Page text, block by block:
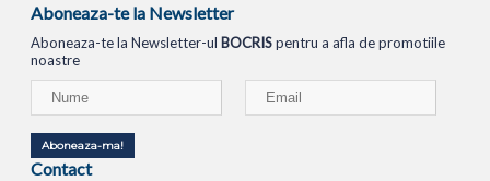
Aboneaza-te la Newsletter
Aboneaza-te la Newsletter-ul BOCRISpentru a afla de promotiile
noastre
Aboneaza-ma!
Contact